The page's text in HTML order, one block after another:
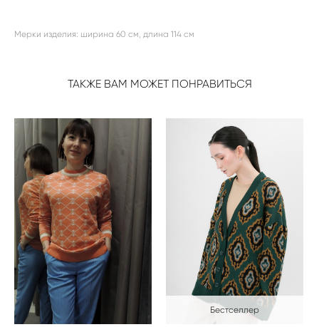
Мерки изделия: ширина 60 см, длина 114 см
ТАКЖЕ ВАМ МОЖЕТ ПОНРАВИТЬСЯ
Бестселлер